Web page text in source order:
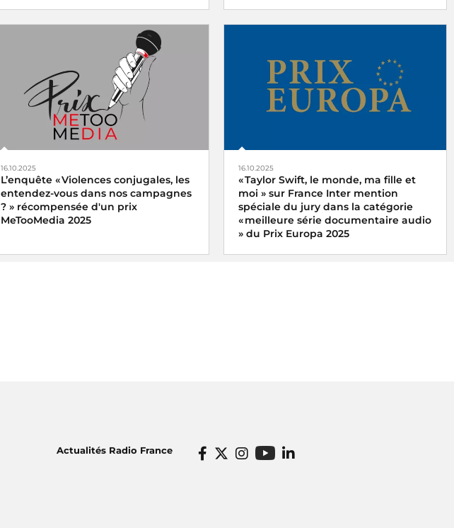
Cultures Mondede France
Culture a été distinguée vendredi 15
décembre 2025 par l’
Le 62e Prix du Journalisme des Médias
Francophones Publics est décerné à
Antoine Giniaux pour Radio France
16.10.2025
L’enquête « Violences conjugales, les
entendez-vous dans nos campagnes
? » récompensée d'un prix
MeTooMedia 2025
16.10.2025
« Taylor Swift, le monde, ma fille et
moi » sur France Inter mention
spéciale du jury dans la catégorie
« meilleure série documentaire audio
» du Prix Europa 2025
Actualités Radio France